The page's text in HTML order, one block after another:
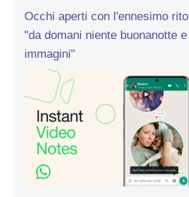
Occhi aperti con l'ennesimo
"da domani niente buonanotte
immagini"